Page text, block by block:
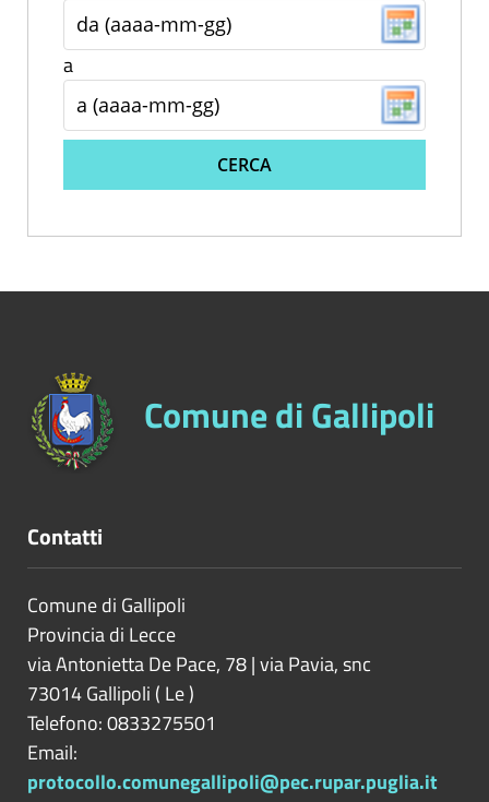
a
CERCA
Comune di Gallipoli
Contatti
Comune di Gallipoli
Provincia di Lecce
via Antonietta De Pace, 78 | via Pavia, snc
73014Gallipoli ( Le)
Telefono: 0833275501
Email:
protocollo.comunegallipoli@pec.rupar.puglia.it